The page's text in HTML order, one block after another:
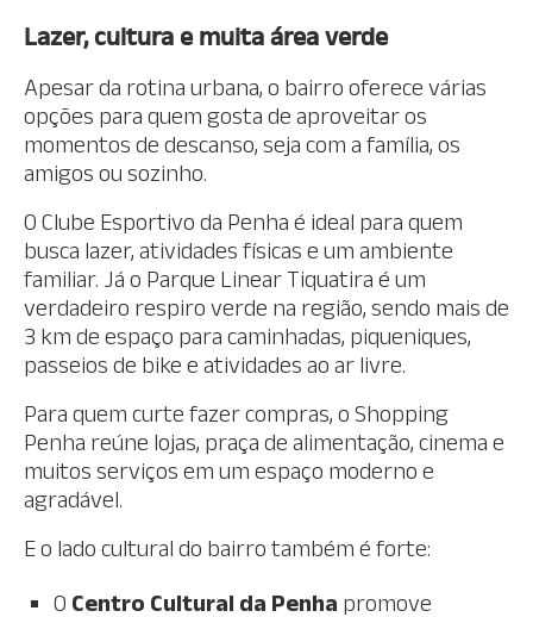
Lazer, cultura e muita área verde
Apesar da rotina urbana, o bairro oferece várias
opções para quem gosta de aproveitar os
momentos de descanso, seja com a família, os
amigos ou sozinho.
O Clube Esportivo da Penha é ideal para quem
busca lazer, atividades físicas e um ambiente
familiar. Já o Parque Linear Tiquatira é um
verdadeiro respiro verde na região, sendo mais de
3 km de espaço para caminhadas, piqueniques,
passeios de bike e atividades ao ar livre.
Para quem curte fazer compras, o Shopping
Penha reúne lojas, praça de alimentação, cinema e
muitos serviços em um espaço moderno e
agradável.
E o lado cultural do bairro também é forte:
O Centro Cultural da Penha promove